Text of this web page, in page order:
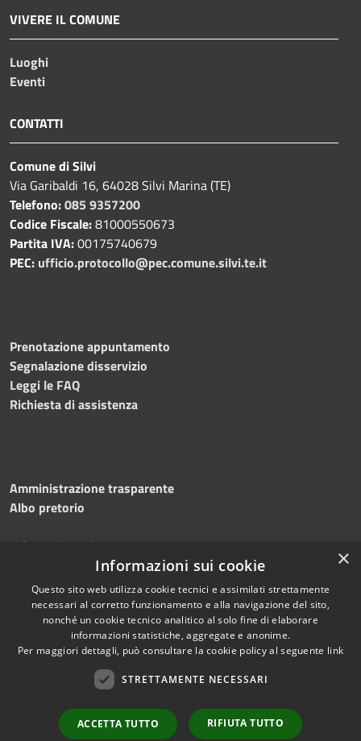
VIVERE IL COMUNE
Luoghi
Eventi
CONTATTI
Comune di Silvi
Via Garibaldi 16, 64028 Silvi Marina (TE)
Telefono:085 9357200
Codice Fiscale:81000550673
Partita IVA:00175740679
PEC: ufficio.protocollo@pec.comune.silvi.te.it
Prenotazione appuntamento
Segnalazione disservizio
Leggi le FAQ
Richiesta di assistenza
Amministrazione trasparente
Albo pretorio
Informativa privacy
Dichiarazione di accessibilità
Copyright © 2026 • Comune di
Silvi • Powered by
redazione
×
Informazioni sui cookie
Questo sito web utilizza cookie tecnici e assimilati strettamente
necessari al corretto funzionamento e alla navigazione del sito,
nonché un cookie tecnico analitico al solo fine di elaborare
informazioni statistiche, aggregate e anonime.
Per maggiori dettagli, può consultare la cookie policy al seguente link
STRETTAMENTE NECESSARI
ACCETTA TUTTO RIFIUTA TUTTO